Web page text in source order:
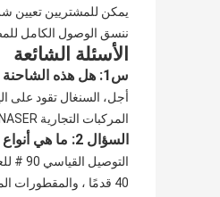
ننسق الوصول الكامل
الأسئلة الشائعة
س1: هل هذه الشاحنة تقود على الجانب الأيسر للطرق السنغالية؟
أجل، السنغال تقود على
المركبات التجارية ANASER.
السؤال 2: ما هي أنواع المقطورات المتوافقة مع ZZ4187M3517C؟
40 قدمًا ،